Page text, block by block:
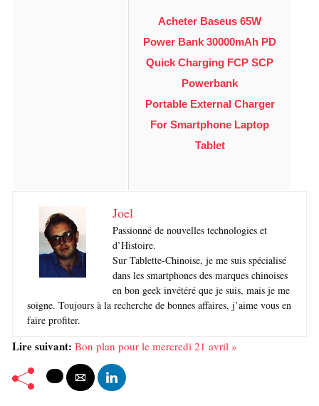
Acheter Baseus 65W
Power Bank 30000mAh PD
Quick Charging FCP SCP
Powerbank
Portable External Charger
For Smartphone Laptop
Tablet
Joel
Passionné de nouvelles technologies et
d’Histoire.
Sur Tablette-Chinoise, je me suis spécialisé
dans les smartphones des marques chinoises
en bon geek invétéré que je suis, mais je me
soigne. Toujours à la recherche de bonnes affaires, j’aime vous en
faire profiter.
Lire suivant: Bon plan pour le mercredi 21 avril »